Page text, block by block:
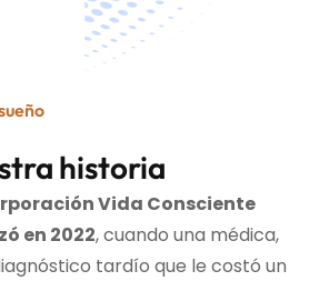
historia
Vida Consciente
en 2022, cuando una médica,
tardío que le costó un